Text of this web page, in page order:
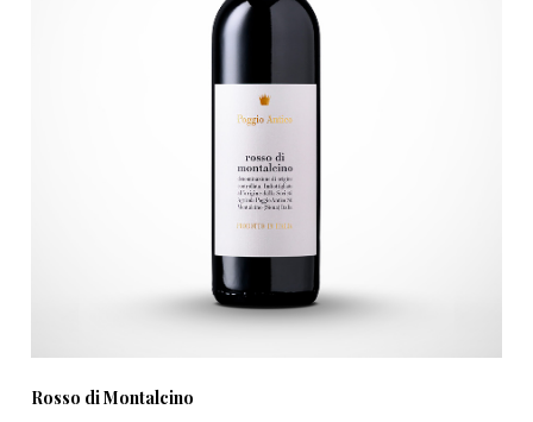
Rosso di Montalcino